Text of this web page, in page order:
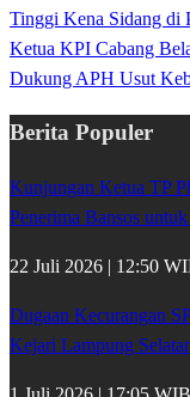
Tinggi Kena Sidang di
Ketua KPI Cabang
Dukung APH Usut
Berita Populer
Kunjungan Ketua TP
Penerima Bansos
22 Juli 2026 | 12:50
Dugaan Kecurangan
Kejari Lampung